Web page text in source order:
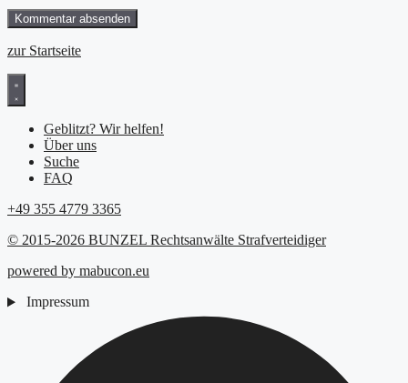
zur Startseite
Geblitzt? Wir helfen!
Über uns
Suche
FAQ
+49 355 4779 3365
© 2015-2026 BUNZEL Rechtsanwälte Strafverteidiger
powered by mabucon.eu
Impressum